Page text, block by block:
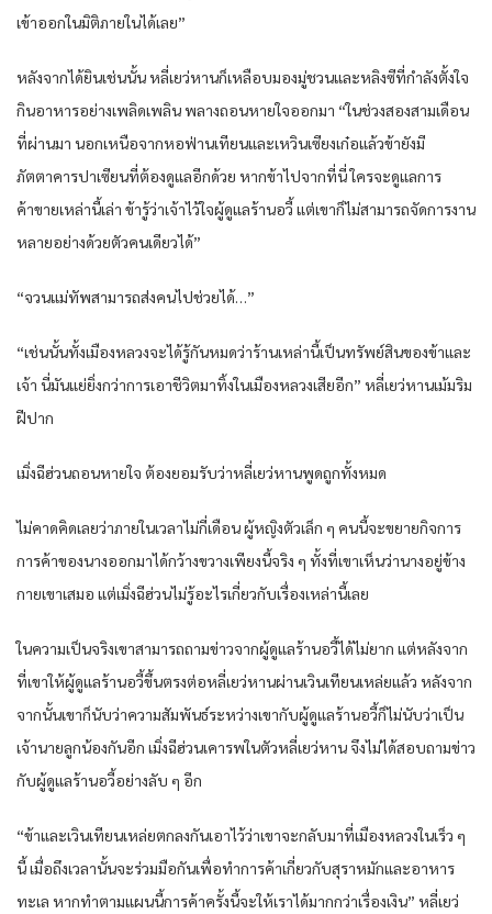
เข้าออกในมิติภายในได้เลย”
หลังจากได้ยินเช่นนั้น หลี่เยว่หานก็เหลือบมองมู่ชวนและหลิงซีที่กำลังตั้งใจ
กินอาหารอย่างเพลิดเพลิน พลางถอนหายใจออกมา “ในช่วงสองสามเดือน
ที่ผ่านมา นอกเหนือจากหอฟ่านเทียนและเหวินเซียงเก๋อแล้วข้ายังมี
ภัตตาคารปาเซียนที่ต้องดูแลอีกด้วย หากข้าไปจากที่นี่ ใครจะดูแลการ
ค้าขายเหล่านี้เล่า ข้ารู้ว่าเจ้าไว้ใจผู้ดูแลร้านอวี้ แต่เขาก็ไม่สามารถจัดการงาน
หลายอย่างด้วยตัวคนเดียวได้”
“จวนแม่ทัพสามารถส่งคนไปช่วยได้…”
“เช่นนั้นทั้งเมืองหลวงจะได้รู้กันหมดว่าร้านเหล่านี้เป็นทรัพย์สินของข้าและ
เจ้า นี่มันแย่ยิ่งกว่าการเอาชีวิตมาทิ้งในเมืองหลวงเสียอีก” หลี่เยว่หานเม้มริม
ฝีปาก
เมิ่งฉีฮ่วนถอนหายใจ ต้องยอมรับว่าหลี่เยว่หานพูดถูกทั้งหมด
ไม่คาดคิดเลยว่าภายในเวลาไม่กี่เดือน ผู้หญิงตัวเล็ก ๆ คนนี้จะขยายกิจการ
การค้าของนางออกมาได้กว้างขวางเพียงนี้จริง ๆ ทั้งที่เขาเห็นว่านางอยู่ข้าง
กายเขาเสมอ แต่เมิ่งฉีฮ่วนไม่รู้อะไรเกี่ยวกับเรื่องเหล่านี้เลย
ในความเป็นจริงเขาสามารถถามข่าวจากผู้ดูแลร้านอวี้ได้ไม่ยาก แต่หลังจาก
ที่เขาให้ผู้ดูแลร้านอวี้ขึ้นตรงต่อหลี่เยว่หานผ่านเวินเทียนเหล่ยแล้ว หลังจาก
จากนั้นเขาก็นับว่าความสัมพันธ์ระหว่างเขากับผู้ดูแลร้านอวี้ก็ไม่นับว่าเป็น
เจ้านายลูกน้องกันอีก เมิ่งฉีฮ่วนเคารพในตัวหลี่เยว่หาน จึงไม่ได้สอบถามข่าว
กับผู้ดูแลร้านอวี้อย่างลับ ๆ อีก
“ข้าและเวินเทียนเหล่ยตกลงกันเอาไว้ว่าเขาจะกลับมาที่เมืองหลวงในเร็ว ๆ
นี้ เมื่อถึงเวลานั้นจะร่วมมือกันเพื่อทำการค้าเกี่ยวกับสุราหมักและอาหาร
ทะเล หากทำตามแผนนี้การค้าครั้งนี้จะให้เราได้มากกว่าเรื่องเงิน” หลี่เยว่